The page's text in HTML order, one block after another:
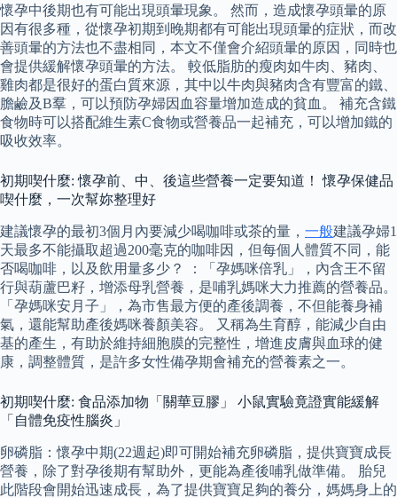
懷孕中後期也有可能出現頭暈現象。 然而，造成懷孕頭暈的原
因有很多種，從懷孕初期到晚期都有可能出現頭暈的症狀，而改
善頭暈的方法也不盡相同，本文不僅會介紹頭暈的原因，同時也
會提供緩解懷孕頭暈的方法。 較低脂肪的瘦肉如牛肉、豬肉、
雞肉都是很好的蛋白質來源，其中以牛肉與豬肉含有豐富的鐵、
膽鹼及B羣，可以預防孕婦因血容量增加造成的貧血。 補充含鐵
食物時可以搭配維生素C食物或營養品一起補充，可以增加鐵的
吸收效率。
初期喫什麼: 懷孕前、中、後這些營養一定要知道！ 懷孕保健品
喫什麼，一次幫妳整理好
建議懷孕的最初3個月內要減少喝咖啡或茶的量， 一般建議孕婦1
天最多不能攝取超過200毫克的咖啡因，但每個人體質不同，能
否喝咖啡，以及飲用量多少？ ：「孕媽咪倍乳」，內含王不留
行與葫蘆巴籽，增添母乳營養，是哺乳媽咪大力推薦的營養品。
「孕媽咪安月子」，為市售最方便的產後調養，不但能養身補
氣，還能幫助產後媽咪養顏美容。 又稱為生育醇，能減少自由
基的產生，有助於維持細胞膜的完整性，增進皮膚與血球的健
康，調整體質，是許多女性備孕期會補充的營養素之一。
初期喫什麼: 食品添加物「關華豆膠」 小鼠實驗竟證實能緩解
「自體免疫性腦炎」
卵磷脂：懷孕中期(22週起)即可開始補充卵磷脂，提供寶寶成長
營養，除了對孕後期有幫助外，更能為產後哺乳做準備。 胎兒
此階段會開始迅速成長，為了提供寶寶足夠的養分，媽媽身上的